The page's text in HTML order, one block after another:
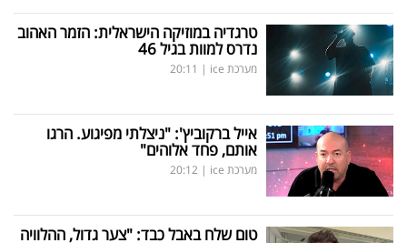
טרגדיה במוזיקה הישראלית: הזמר האהוב
נדרס למוות בגיל 46
מערכת ice |
20:11
אייל ברקוביץ': "ניצלתי מפיגוע. הרגו
אותם, פחד אלוהים"
מערכת ice |
20:12
טום שלח באבל כבד: "צער גדול, ההלוויה